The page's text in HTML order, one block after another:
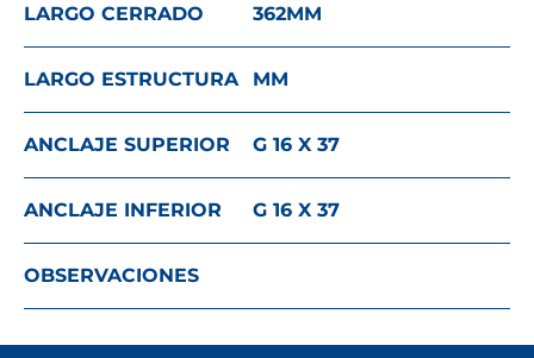
LARGO CERRADO 362MM
LARGO ESTRUCTURA MM
ANCLAJE SUPERIOR G 16 X 37
ANCLAJE INFERIOR G 16 X 37
OBSERVACIONES